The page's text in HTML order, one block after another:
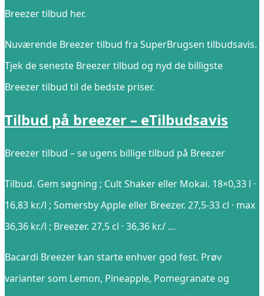
Breezer tilbud her.
Nuværende Breezer tilbud fra SuperBrugsen tilbudsavis.
Tjek de seneste Breezer tilbud og nyd de billigste
Breezer tilbud til de bedste priser.
Tilbud på breezer – eTilbudsavis
Breezer tilbud – se ugens billige tilbud på Breezer
Tilbud. Gem søgning ; Cult Shaker eller Mokai. 18×0,33 l ·
16,83 kr./l ; Somersby Apple eller Breezer. 27,5-33 cl · max
36,36 kr./l ; Breezer. 27,5 cl · 36,36 kr./ …
Bacardi Breezer kan starte enhver god fest. Prøv
varianter som Lemon, Pineapple, Pomegranate og